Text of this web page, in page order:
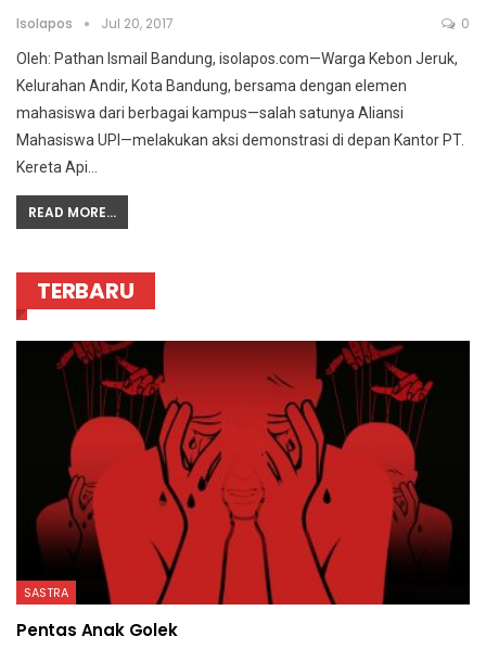
Isolapos Jul 20, 2017 0
Oleh: Pathan Ismail Bandung, isolapos.com—Warga Kebon Jeruk,
Kelurahan Andir, Kota Bandung, bersama dengan elemen
mahasiswa dari berbagai kampus—salah satunya Aliansi
Mahasiswa UPI—melakukan aksi demonstrasi di depan Kantor PT.
Kereta Api…
READ MORE...
TERBARU
SASTRA
Pentas Anak Golek